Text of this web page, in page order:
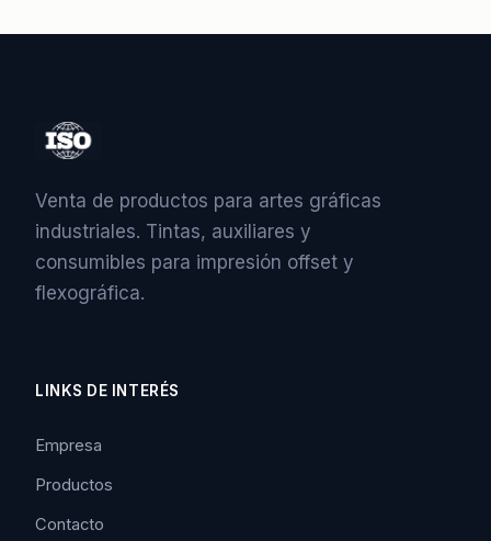
Venta de productos para artes gráficas
industriales. Tintas, auxiliares y
consumibles para impresión offset y
flexográfica.
LINKS DE INTERÉS
Empresa
Productos
Contacto